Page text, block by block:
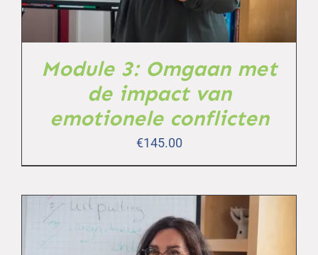
Module 3: Omgaan met
de impact van
emotionele conflicten
€145.00